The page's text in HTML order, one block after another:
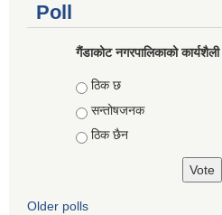
Poll
गैंडाकोट नगरपालिकाको
Choices
ठिक छ
सन्तोषजनक
ठिक छैन
Older polls